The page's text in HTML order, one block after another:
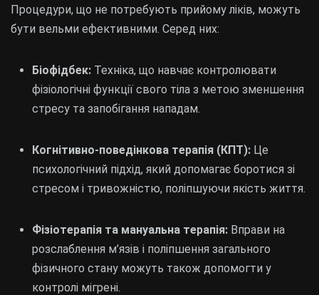
Процедури, що не потребують прийому ліків, можуть
бути вельми ефективними. Серед них:
Біофідбек: Техніка, що навчає контролювати
фізіологічні функції свого тіла з метою зменшення
стресу та запобігання нападам.
Когнітивно-поведінкова терапія (КПТ): Це
психологічний підхід, який допомагає боротися зі
стресом і тривожністю, поліпшуючи якість життя.
Фізіотерапія та мануальна терапія: Вправи на
розслаблення м’язів і поліпшення загального
фізичного стану можуть також допомогти у
контролі мігрені.